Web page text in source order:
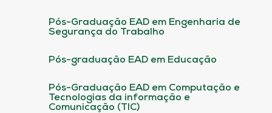
Pós-Graduação EAD em Engenharia de
Segurança do Trabalho
Pós-graduação EAD em Educação
Pós-Graduação EAD em Computação e
Tecnologias da informação e
Comunicação (TIC)